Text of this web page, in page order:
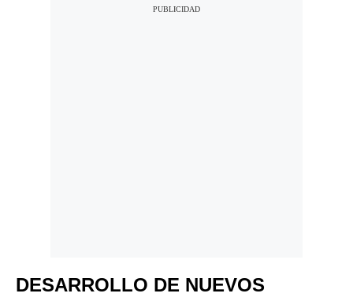
DESARROLLO DE NUEVOS